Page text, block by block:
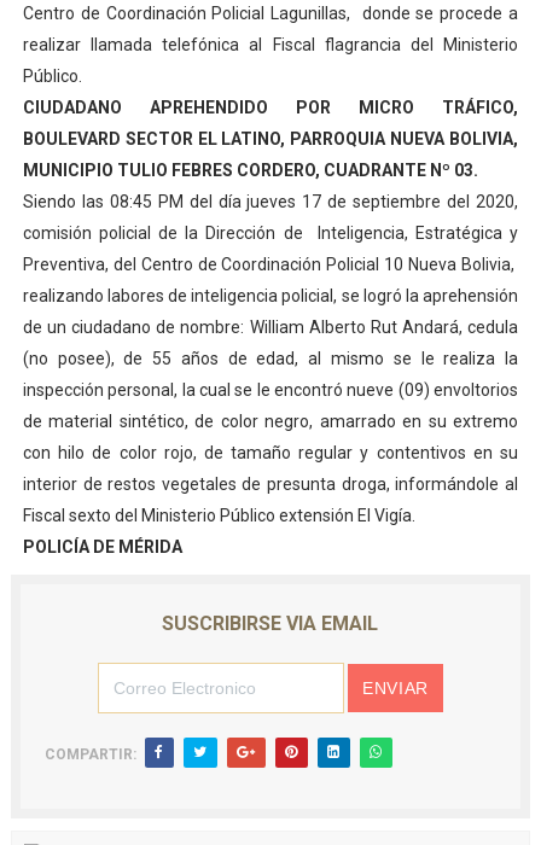
Centro de Coordinación Policial Lagunillas, donde se procede a
realizar llamada telefónica al Fiscal flagrancia del Ministerio
Público.
CIUDADANO APREHENDIDO POR MICRO TRÁFICO,
BOULEVARD SECTOR EL LATINO, PARROQUIA NUEVA BOLIVIA,
MUNICIPIO TULIO FEBRES CORDERO, CUADRANTE Nº 03.
Siendo las 08:45 PM del día jueves 17 de septiembre del 2020,
comisión policial de la Dirección de Inteligencia, Estratégica y
Preventiva, del Centro de Coordinación Policial 10 Nueva Bolivia,
realizando labores de inteligencia policial, se logró la aprehensión
de un ciudadano de nombre: William Alberto Rut Andará, cedula
(no posee), de 55 años de edad, al mismo se le realiza la
inspección personal, la cual se le encontró nueve (09) envoltorios
de material sintético, de color negro, amarrado en su extremo
con hilo de color rojo, de tamaño regular y contentivos en su
interior de restos vegetales de presunta droga, informándole al
Fiscal sexto del Ministerio Público extensión El Vigía.
POLICÍA DE MÉRIDA
SUSCRIBIRSE VIA EMAIL
COMPARTIR: